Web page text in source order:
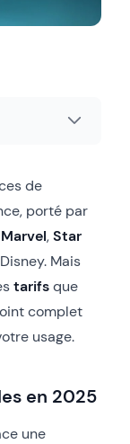
de
porté par
Marvel,Star
Mais
tarifsque
complet
usage.
en 2025
une